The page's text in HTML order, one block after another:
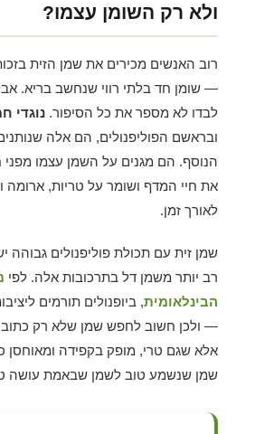
ולא רק השומן עצמו?
רוב האנשים מכירים את שמן הזית
— שומן חד בלתי רווי שנחשב בריא.
לבדו לא מספר את כל הסיפור. נוגדי
ובראשם הפוליפנולים, הם אלה
הנוסף. הם מגנים על השמן עצמו
את חיי המדף ושומר על טריות, ארומה
לאורך זמן.
שמן זית עם תכולת פוליפנולים גבוהה
רב יותר משמן דל בתרכובות אלה. לפי
הבינלאומית, ביופנולים תורמים
— ולכן חשוב לחפש שמן שלא רק כתוב
אלא שגם טרי, מופק בקפידה ומאוחסן
שמן שנשמע טוב לשמן שבאמת עושה